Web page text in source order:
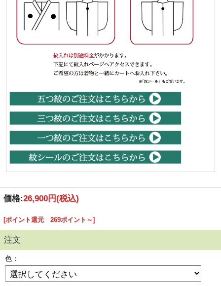
価格:26,900円(税込)
[ポイント還元 269ポイント～]
注文
色：